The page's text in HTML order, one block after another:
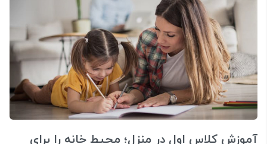
آموزش کلاس اول در منزل؛ محیط خانه را برای